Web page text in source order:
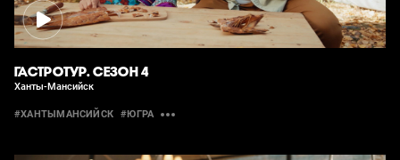
ГАСТРОТУР. СЕЗОН 4
Ханты-Мансийск
#ХАНТЫМАНСИЙСК #ЮГРА